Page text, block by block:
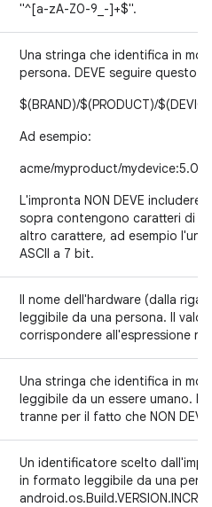
"^[a-zA-Z0-9_-]+$".
Una stringa che identifica in
persona. DEVE seguire questo
$(BRAND)/$(PRODUCT)/
Ad esempio:
acme/myproduct/mydevice:5.0/
L'impronta NON DEVE
sopra contengono caratteri di
altro carattere, ad esempio
ASCII a 7 bit.
Il nome dell'hardware (dalla riga
leggibile da una persona. Il
corrispondere all'espressione
Una stringa che identifica in
leggibile da un essere umano.
tranne per il fatto che NON
Un identificatore scelto
in formato leggibile da una